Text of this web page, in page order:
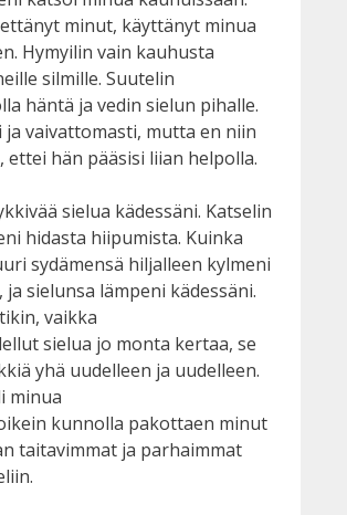
minut, käyttänyt minua
Hymyilin vain kauhusta
silmille. Suutelin
häntä ja vedin sielun pihalle.
ja vaivattomasti, mutta en niin
ettei hän pääsisi liian helpolla.
sielua kädessäni. Katselin
hidasta hiipumista. Kuinka
sydämensä hiljalleen kylmeni
ja sielunsa lämpeni kädessäni.
vaikka
sielua jo monta kertaa, se
yhä uudelleen ja uudelleen.
minua
kunnolla pakottaen minut
taitavimmat ja parhaimmat